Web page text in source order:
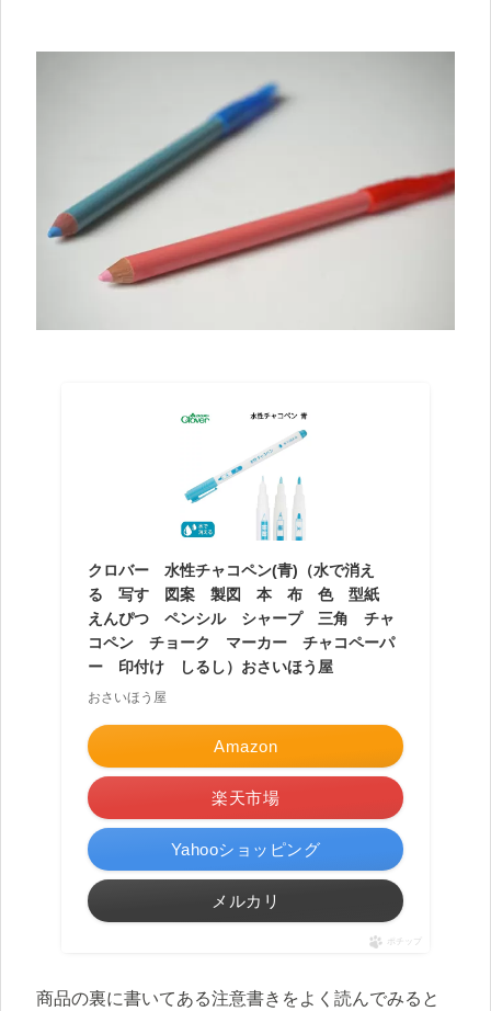
クロバー 水性チャコペン(青)（水で消え
る 写す 図案 製図 本 布 色 型紙
えんぴつ ペンシル シャープ 三角 チャ
コペン チョーク マーカー チャコペーパ
ー 印付け しるし）おさいほう屋
おさいほう屋
Amazon
楽天市場
Yahooショッピング
メルカリ
ポチップ
商品の裏に書いてある注意書きをよく読んでみると